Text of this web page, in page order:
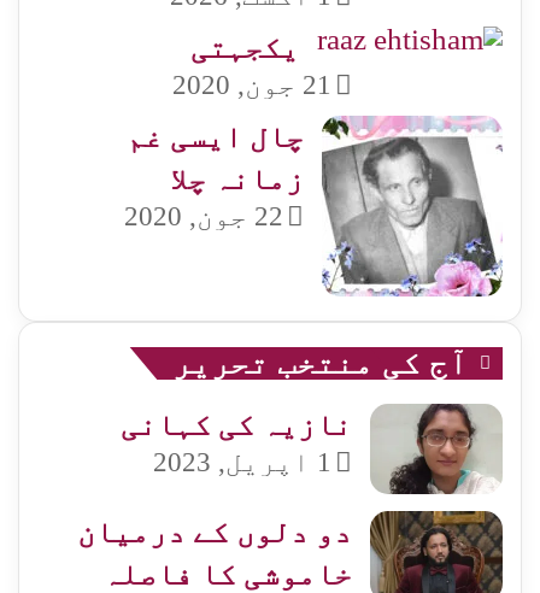
یکجہتی
21 جون, 2020
چال ایسی غم
زمانہ چلا
22 جون, 2020
آج کی منتخب تحریر
نازیہ کی کہانی
1 اپریل, 2023
دو دلوں کے درمیان
خاموشی کا فاصلہ